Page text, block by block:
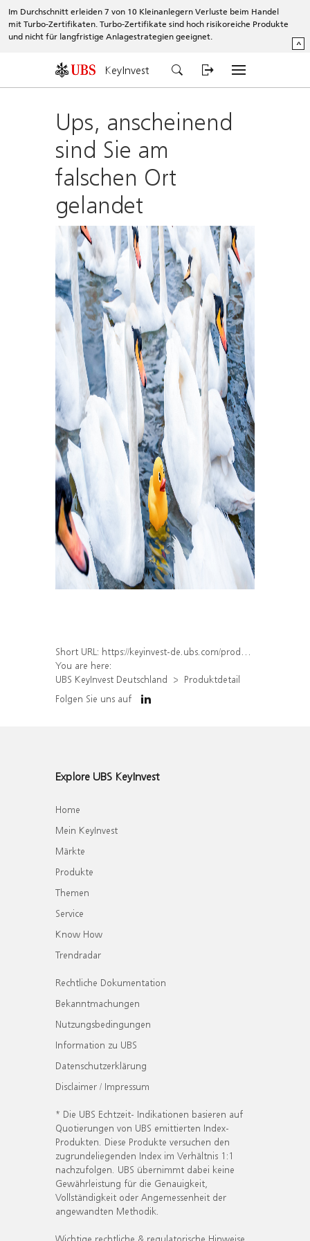
Im Durchschnitt erleiden 7 von 10 Kleinanlegern Verluste beim Handel
mit Turbo-Zertifikaten. Turbo-Zertifikate sind hoch risikoreiche Produkte
und nicht für langfristige Anlagestrategien geeignet.
^
KeyInvest
Ups, anscheinend
sind Sie am
falschen Ort
gelandet
Short URL: https://keyinvest-de.ubs.com/produkt/detail/index/isin/DE000WA5X9G4
You are here:
UBS KeyInvest Deutschland
Produktdetail
Folgen Sie uns auf
Explore UBS KeyInvest
Home
Mein KeyInvest
Märkte
Produkte
Themen
Service
Know How
Trendradar
Rechtliche Dokumentation
Bekanntmachungen
Nutzungsbedingungen
Information zu UBS
Datenschutzerklärung
Disclaimer / Impressum
* Die UBS Echtzeit- Indikationen basieren auf
Quotierungen von UBS emittierten Index-
Produkten. Diese Produkte versuchen den
zugrundeliegenden Index im Verhältnis 1:1
nachzufolgen. UBS übernimmt dabei keine
Gewährleistung für die Genauigkeit,
Vollständigkeit oder Angemessenheit der
angewandten Methodik.